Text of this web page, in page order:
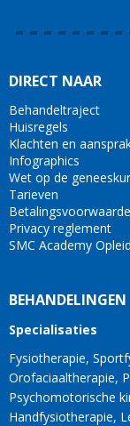
DIRECT NAAR
Behandeltraject
Huisregels
Klachten en
Infographics
Wet op de
Tarieven
Privacy reglement
SMC Academy
BEHANDELINGEN
Specialisaties
Fysiotherapie
Orofaciaaltherapie
Psychomotorische
Handfysiotherapie